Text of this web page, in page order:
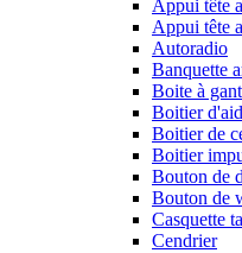
Appui tête
Appui tête
Autoradio
Banquette
Boite à
Boitier
Boitier de
Boitier
Bouton de
Bouton de
Casquette
Cendrier